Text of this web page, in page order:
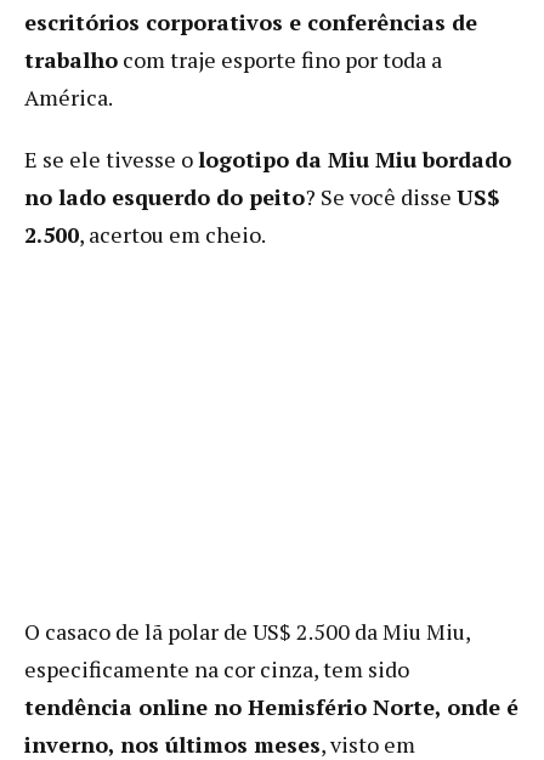
escritórios corporativos e conferências de
trabalho com traje esporte fino por toda a
América.
E se ele tivesse ologotipo da Miu Miu bordado
no lado esquerdo do peito? Se você disse US$
2.500, acertou em cheio.
O casaco de lã polar de US$ 2.500 da Miu Miu,
especificamente na cor cinza, tem sido
tendência online no Hemisfério Norte, onde é
inverno, nos últimos meses, visto em